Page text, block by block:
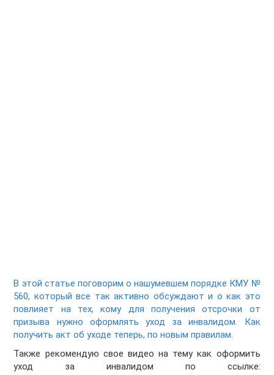
В этой статье поговорим о нашумевшем порядке КМУ №
560, который все так активно обсуждают и о как это
повлияет на тех, кому для получения отсрочки от
призыва нужно оформлять уход за инвалидом. Как
получить акт об уходе теперь, по новым правилам.
Также рекомендую свое видео на тему как оформить
уход за инвалидом по ссылке: